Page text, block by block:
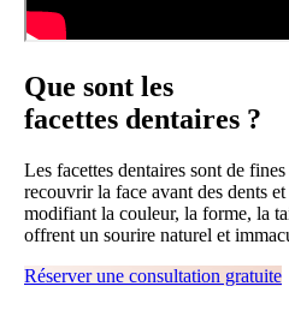
Que sont les
facettes dentaires ?
Les facettes dentaires sont de
recouvrir la face avant des dents
modifiant la couleur, la forme, la
offrent un sourire naturel et
Réserver une consultation gratuite